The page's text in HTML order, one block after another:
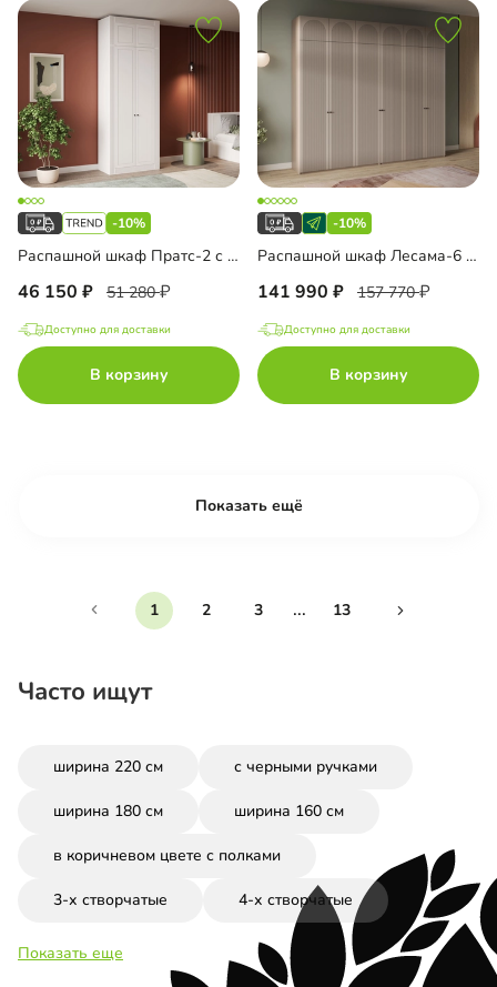
-10%
Распашной шкаф Пратс-2 с антресолью
46 150 51 280
Доступно для доставки
В корзину
-10%
Распашной шкаф Лесама-6 Декор 1 с антресолью
141 990 157 770
Доступно для доставки
В корзину
Показать ещё
1 2 3 ... 13
Часто ищут
ширина 220 см с черными ручками
ширина 180 см ширина 160 см
в коричневом цвете с полками
3-х створчатые 4-х створчатые
Показать еще